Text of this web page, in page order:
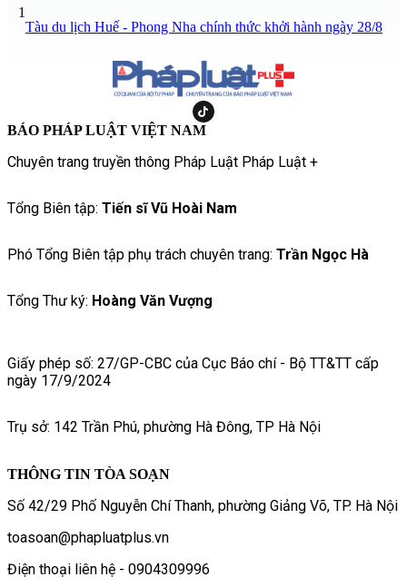
1
Tàu du lịch Huế - Phong Nha chính thức khởi hành ngày 28/8
BÁO PHÁP LUẬT VIỆT NAM
Chuyên trang truyền thông Pháp Luật Pháp Luật +
Tổng Biên tập: Tiến sĩ Vũ Hoài Nam
Phó Tổng Biên tập phụ trách chuyên trang: Trần Ngọc Hà
Tổng Thư ký: Hoàng Văn Vượng
Giấy phép số: 27/GP-CBC của Cục Báo chí - Bộ TT&TT cấp
ngày 17/9/2024
Trụ sở: 142 Trần Phú, phường Hà Đông, TP Hà Nội
THÔNG TIN TÒA SOẠN
Số 42/29 Phố Nguyễn Chí Thanh, phường Giảng Võ, TP. Hà Nội
toasoan@phapluatplus.vn
Điện thoại liên hệ - 0904309996